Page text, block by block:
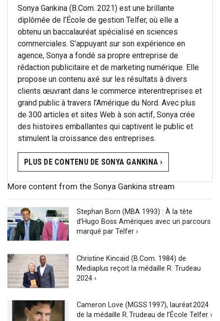
Sonya Gankina (B.Com. 2021) est une brillante
diplômée de l’École de gestion Telfer, où elle a
obtenu un baccalauréat spécialisé en sciences
commerciales. S’appuyant sur son expérience en
agence, Sonya a fondé sa propre entreprise de
rédaction publicitaire et de marketing numérique. Elle
propose un contenu axé sur les résultats à divers
clients œuvrant dans le commerce interentreprises et
grand public à travers l’Amérique du Nord. Avec plus
de 300 articles et sites Web à son actif, Sonya crée
des histoires emballantes qui captivent le public et
stimulent la croissance des entreprises.
PLUS DE CONTENU DE SONYA GANKINA ›
More content from the Sonya Gankina stream
Stephan Born (MBA 1993) : À la tête
d’Hugo Boss Amériques avec un parcours
marqué par Telfer ›
Christine Kincaid (B.Com. 1984) de
Mediaplus reçoit la médaille R. Trudeau
2024 ›
Cameron Love (MGSS 1997), lauréat 2024
de la médaille R. Trudeau de l’École Telfer ›